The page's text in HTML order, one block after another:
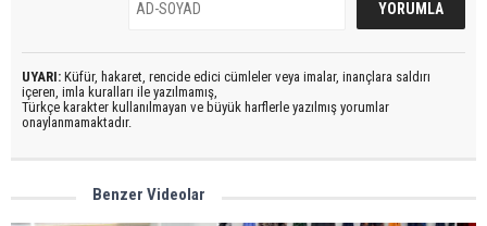
UYARI: Küfür, hakaret, rencide edici cümleler veya imalar, inançlara saldırı
içeren, imla kuralları ile yazılmamış,
Türkçe karakter kullanılmayan ve büyük harflerle yazılmış yorumlar
onaylanmamaktadır.
Benzer Videolar